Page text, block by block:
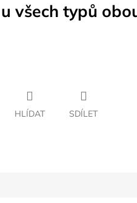
všech typů
HLÍDAT SDÍLET